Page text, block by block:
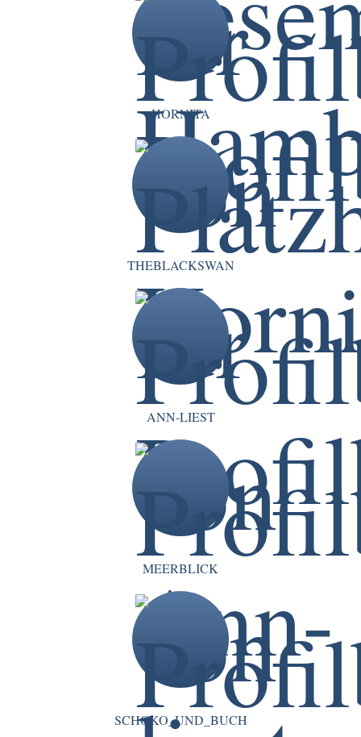
HORNITA
THEBLACKSWAN
ANN-LIEST
MEERBLICK
SCHOKO_UND_BUCH